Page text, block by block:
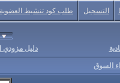
التسجيل طلب كود تنشيط العضوية
دليل مزودي
السوق